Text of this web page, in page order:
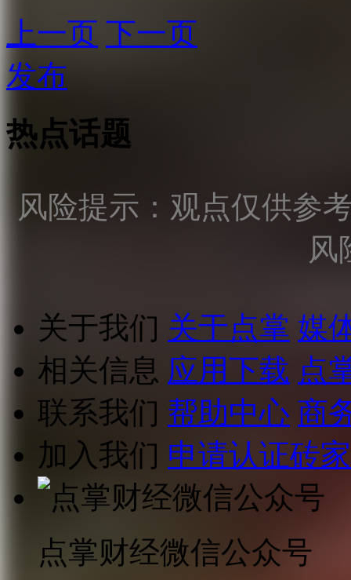
上一页 下一页
发布
热点话题
风险提示：观点仅供参
风
关于我们 关于点掌 媒
相关信息 应用下载 点
联系我们 帮助中心 商
加入我们 申请认证砖家
点掌财经微信公众号